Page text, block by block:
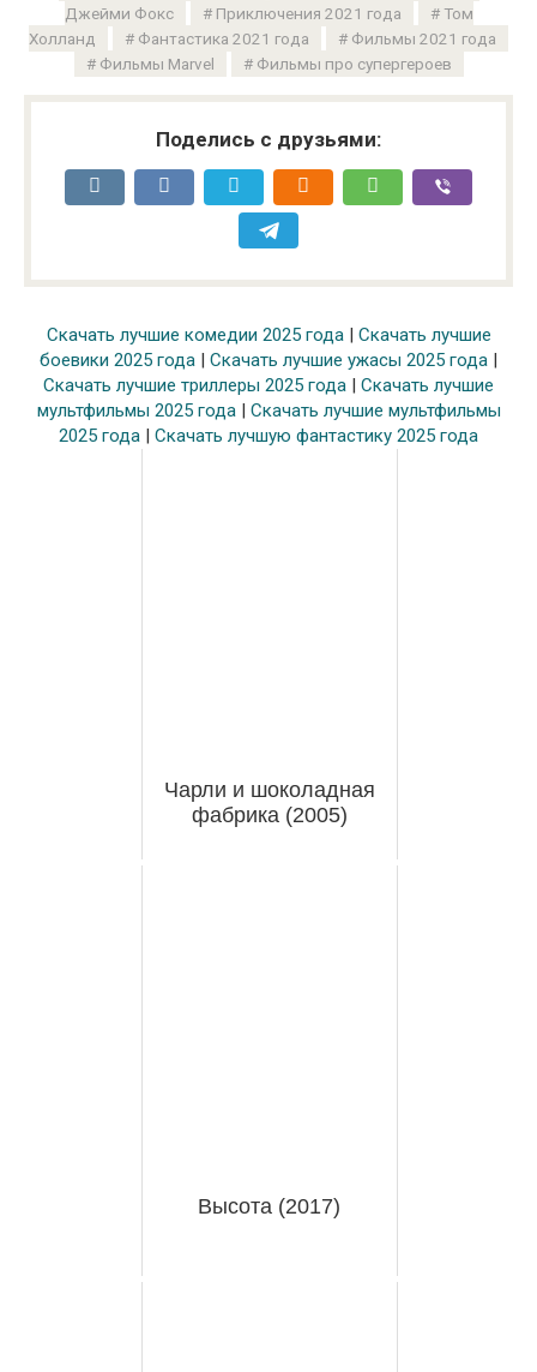
Джейми Фокс
Приключения 2021 года
Том
Холланд
Фантастика 2021 года
Фильмы 2021 года
Фильмы Marvel
Фильмы про супергероев
Поделись с друзьями:
Скачать лучшие комедии 2025 года| Скачать лучшие
боевики 2025 года
Скачать лучшие ужасы 2025 года
Скачать лучшие триллеры 2025 года
Скачать лучшие
мультфильмы 2025 года| Скачать лучшие мультфильмы
2025 года
Скачать лучшую фантастику 2025 года
Чарли и шоколадная
фабрика (2005)
Высота (2017)